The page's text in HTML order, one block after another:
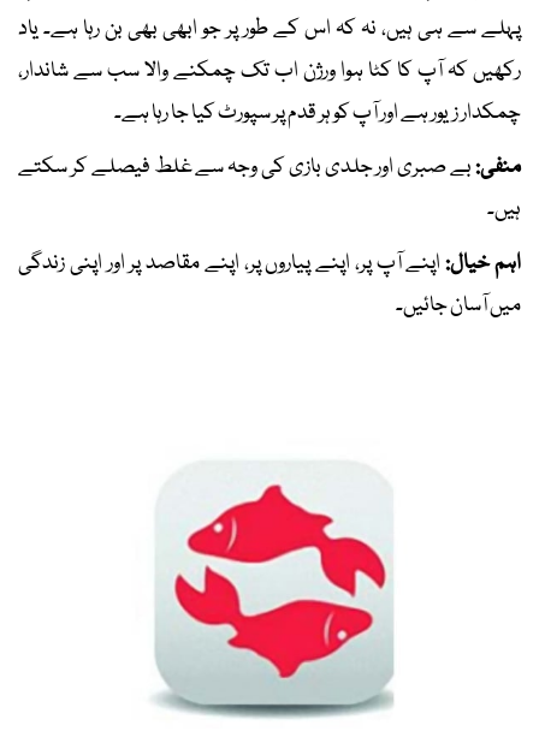
پہلے سے ہی ہیں، نہ کہ اس کے طور پر جو ابھی بھی بن رہا ہے۔ یاد
رکھیں کہ آپ کا کٹا ہوا ورژن اب تک چمکنے والا سب سے شاندار،
چمکدار زیور ہے اور آپ کو ہر قدم پر سپورٹ کیا جا رہا ہے۔
منفی:بے صبری اور جلدی بازی کی وجہ سے غلط فیصلے کر سکتے
ہیں۔
اہم خیال:اپنے آپ پر، اپنے پیاروں پر، اپنے مقاصد پر اور اپنی زندگی
میں آسان جائیں۔